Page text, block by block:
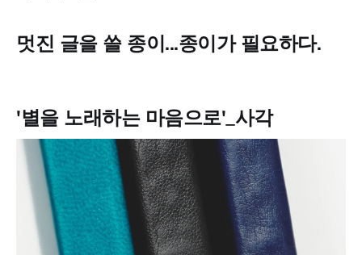
멋진 글을 쓸 종이...종이가 필요하다.
'별을 노래하는 마음으로'_사각